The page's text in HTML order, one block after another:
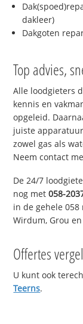
dakleer)
Dakgoten
Top advies,
Alle loodgieters
kennis en
opgeleid.
juiste
zowel gas als
Neem contact
De 24/7
nog met058-
in de gehele 058
Wirdum, Grou
Offertes
U kunt ook
Teerns.